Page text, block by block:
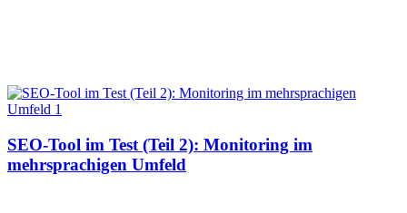
SEO-Tool im Test (Teil 2): Monitoring im
mehrsprachigen Umfeld